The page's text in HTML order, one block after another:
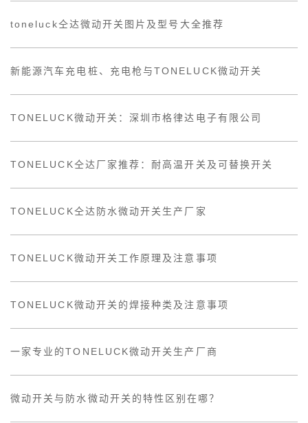
toneluck仝达微动开关图片及型号大全推荐
新能源汽车充电桩、充电枪与TONELUCK微动开关
TONELUCK微动开关：深圳市格律达电子有限公司
TONELUCK仝达厂家推荐：耐高温开关及可替换开关
TONELUCK仝达防水微动开关生产厂家
TONELUCK微动开关工作原理及注意事项
TONELUCK微动开关的焊接种类及注意事项
一家专业的TONELUCK微动开关生产厂商
微动开关与防水微动开关的特性区别在哪？